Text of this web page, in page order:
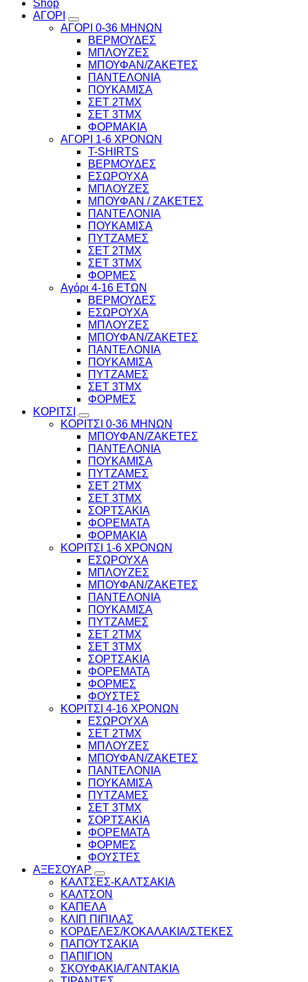
Shop
ΑΓΟΡΙ
ΑΓΟΡΙ 0-36 ΜΗΝΩΝ
ΒΕΡΜΟΥΔΕΣ
ΜΠΛΟΥΖΕΣ
ΜΠΟΥΦΑΝ/ΖΑΚΕΤΕΣ
ΠΑΝΤΕΛΟΝΙΑ
ΠΟΥΚΑΜΙΣΑ
ΣΕΤ 2ΤΜΧ
ΣΕΤ 3ΤΜΧ
ΦΟΡΜΑΚΙΑ
ΑΓΟΡΙ 1-6 ΧΡΟΝΩΝ
T-SHIRTS
ΒΕΡΜΟΥΔΕΣ
ΕΣΩΡΟΥΧΑ
ΜΠΛΟΥΖΕΣ
ΜΠΟΥΦΑΝ / ΖΑΚΕΤΕΣ
ΠΑΝΤΕΛΟΝΙΑ
ΠΟΥΚΑΜΙΣΑ
ΠΥΤΖΑΜΕΣ
ΣΕΤ 2ΤΜΧ
ΣΕΤ 3ΤΜΧ
ΦΟΡΜΕΣ
Αγόρι 4-16 ΕΤΩΝ
ΒΕΡΜΟΥΔΕΣ
ΕΣΩΡΟΥΧΑ
ΜΠΛΟΥΖΕΣ
ΜΠΟΥΦΑΝ/ΖΑΚΕΤΕΣ
ΠΑΝΤΕΛΟΝΙΑ
ΠΟΥΚΑΜΙΣΑ
ΠΥΤΖΑΜΕΣ
ΣΕΤ 3ΤΜΧ
ΦΟΡΜΕΣ
ΚΟΡΙΤΣΙ
ΚΟΡΙΤΣΙ 0-36 ΜΗΝΩΝ
ΜΠΟΥΦΑΝ/ΖΑΚΕΤΕΣ
ΠΑΝΤΕΛΟΝΙΑ
ΠΟΥΚΑΜΙΣΑ
ΠΥΤΖΑΜΕΣ
ΣΕΤ 2ΤΜΧ
ΣΕΤ 3ΤΜΧ
ΣΟΡΤΣΑΚΙΑ
ΦΟΡΕΜΑΤΑ
ΦΟΡΜΑΚΙΑ
ΚΟΡΙΤΣΙ 1-6 ΧΡΟΝΩΝ
ΕΣΩΡΟΥΧΑ
ΜΠΛΟΥΖΕΣ
ΜΠΟΥΦΑΝ/ΖΑΚΕΤΕΣ
ΠΑΝΤΕΛΟΝΙΑ
ΠΟΥΚΑΜΙΣΑ
ΠΥΤΖΑΜΕΣ
ΣΕΤ 2ΤΜΧ
ΣΕΤ 3ΤΜΧ
ΣΟΡΤΣΑΚΙΑ
ΦΟΡΕΜΑΤΑ
ΦΟΡΜΕΣ
ΦΟΥΣΤΕΣ
ΚΟΡΙΤΣΙ 4-16 ΧΡΟΝΩΝ
ΕΣΩΡΟΥΧΑ
ΣΕΤ 2ΤΜΧ
ΜΠΛΟΥΖΕΣ
ΜΠΟΥΦΑΝ/ΖΑΚΕΤΕΣ
ΠΑΝΤΕΛΟΝΙΑ
ΠΟΥΚΑΜΙΣΑ
ΠΥΤΖΑΜΕΣ
ΣΕΤ 3ΤΜΧ
ΣΟΡΤΣΑΚΙΑ
ΦΟΡΕΜΑΤΑ
ΦΟΡΜΕΣ
ΦΟΥΣΤΕΣ
ΑΞΕΣΟΥΑΡ
ΚΑΛΤΣΕΣ-ΚΑΛΤΣΑΚΙΑ
ΚΑΛΤΣΟΝ
ΚΑΠΕΛΑ
ΚΛΙΠ ΠΙΠΙΛΑΣ
ΚΟΡΔΕΛΕΣ/ΚΟΚΑΛΑΚΙΑ/ΣΤΕΚΕΣ
ΠΑΠΟΥΤΣΑΚΙΑ
ΠΑΠΙΓΙΟΝ
ΣΚΟΥΦΑΚΙΑ/ΓΑΝΤΑΚΙΑ